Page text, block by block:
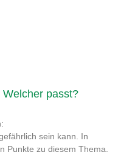
passt?
sein kann. In
Punkte zu diesem Thema.